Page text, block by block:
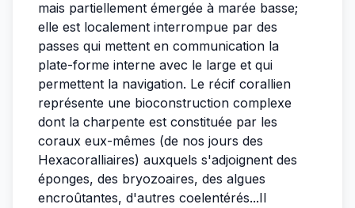
mais partiellement émergée à marée basse;
elle est localement interrompue par des
passes qui mettent en communication la
plate-forme interne avec le large et qui
permettent la navigation. Le récif corallien
représente une bioconstruction complexe
dont la charpente est constituée par les
coraux eux-mêmes (de nos jours des
Hexacoralliaires) auxquels s'adjoignent des
éponges, des bryozoaires, des algues
encroûtantes, d'autres coelentérés...Il